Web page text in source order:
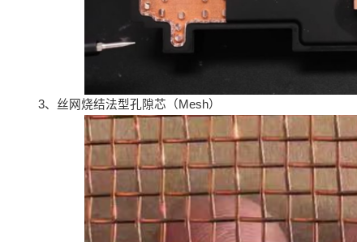
3、丝网烧结法型孔隙芯（Mesh）